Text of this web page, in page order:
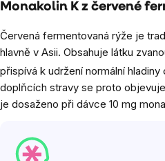
Monakolin K z červené
Červená fermentovaná rýže je
hlavně v Asii. Obsahuje látku
přispívá k udržení normální
doplňcích stravy se proto
je dosaženo při dávce 10 mg